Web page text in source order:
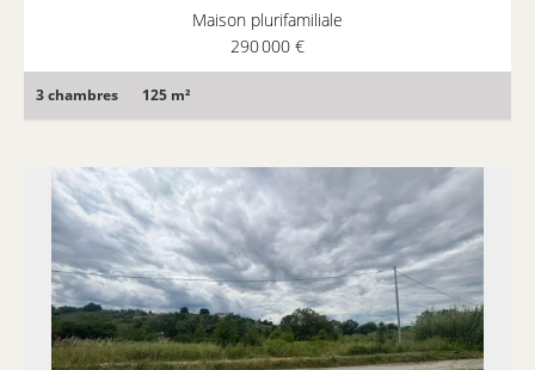
Maison plurifamiliale
290 000 €
3 chambres 125 m²